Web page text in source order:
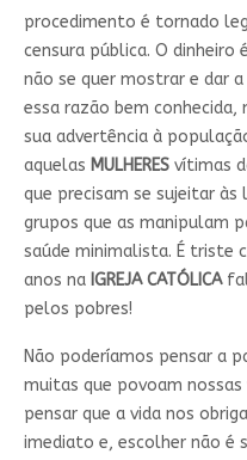
procedimento é tornado
censura pública. O dinheiro
não se quer mostrar e dar
essa razão bem conhecida,
sua advertência à
aquelas MULHERESvítimas
que precisam se sujeitar
grupos que as manipulam
saúde minimalista. É triste
anos na IGREJA CATÓLICA
pelos pobres!
Não poderíamos pensar a
muitas que povoam
pensar que a vida nos
imediato e, escolher não é